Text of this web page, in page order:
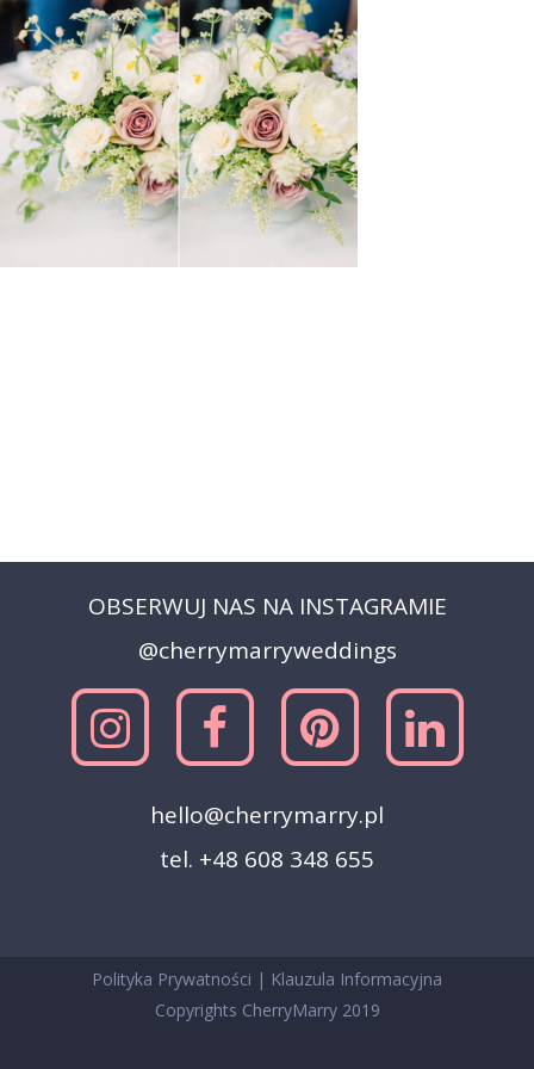
OBSERWUJ NAS NA INSTAGRAMIE
@cherrymarryweddings
hello@cherrymarry.pl
tel. +48 608 348 655
Polityka Prywatności | Klauzula Informacyjna
Copyrights CherryMarry 2019